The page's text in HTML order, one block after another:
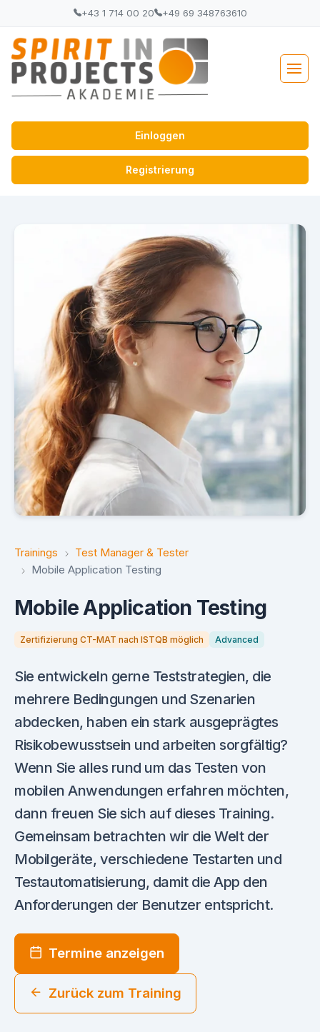
+43 1 714 00 20 +49 69 348763610
Einloggen
Registrierung
Trainings
Test Manager & Tester
Mobile Application Testing
Mobile Application Testing
Zertifizierung CT-MAT nach ISTQB möglich Advanced
Sie entwickeln gerne Teststrategien, die
mehrere Bedingungen und Szenarien
abdecken, haben ein stark ausgeprägtes
Risikobewusstsein und arbeiten sorgfältig?
Wenn Sie alles rund um das Testen von
mobilen Anwendungen erfahren möchten,
dann freuen Sie sich auf dieses Training.
Gemeinsam betrachten wir die Welt der
Mobilgeräte, verschiedene Testarten und
Testautomatisierung, damit die App den
Anforderungen der Benutzer entspricht.
Termine anzeigen
Zurück zum Training